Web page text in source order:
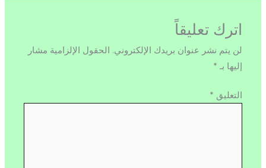
اترك تعليقاً
لن يتم نشر عنوان بريدك الإلكتروني. الحقول الإلزامية مشار
إليها بـ *
التعليق *